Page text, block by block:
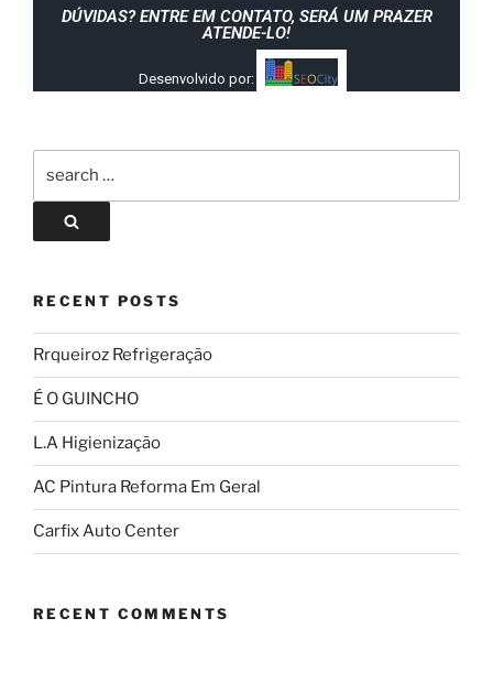
DÚVIDAS? ENTRE EM CONTATO, SERÁ UM PRAZER
ATENDE-LO!
Desenvolvido por:
RECENT POSTS
Rrqueiroz Refrigeração
É O GUINCHO
L.A Higienização
AC Pintura Reforma Em Geral
Carfix Auto Center
RECENT COMMENTS